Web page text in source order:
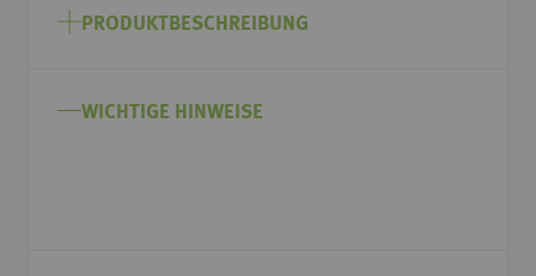
Anfang
springen
PRODUKTBESCHREIBUNG
WICHTIGE HINWEISE